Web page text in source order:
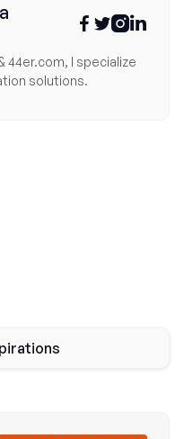
 
44er.com, I specialize
solutions.